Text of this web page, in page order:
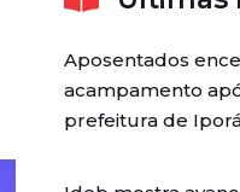
Aposentados
acampamento
prefeitura de